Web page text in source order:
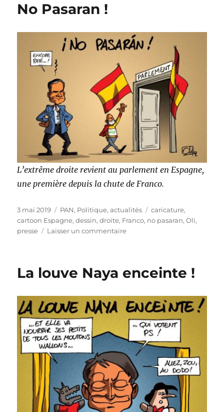
No Pasaran !
L’extrême droite revient au parlement en Espagne,
une première depuis la chute de Franco.
Publié
le
3 mai 2019 Catégories
PAN, Politique, actualités Étiquettes
caricature,
cartoon Espagne,dessin,droite, Franco, no pasaran,Oli,
presse
Laisser un commentairesur
La louve Naya enceinte !